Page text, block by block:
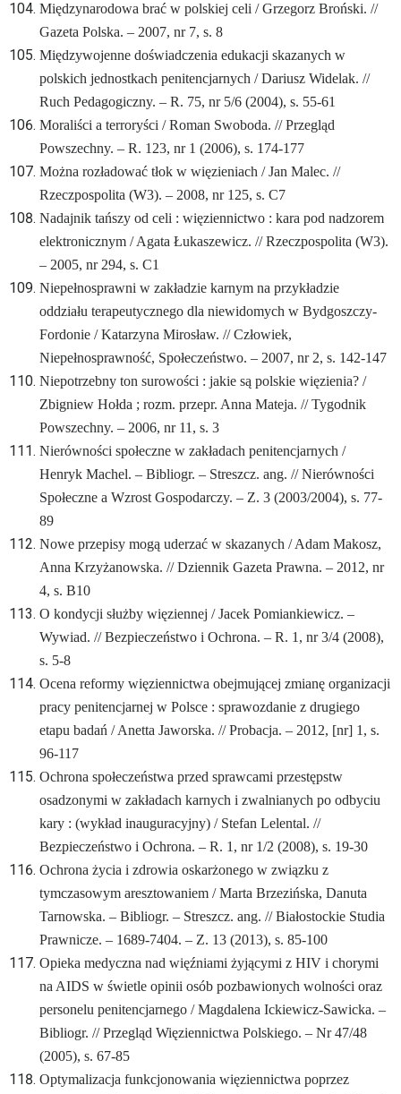
Międzynarodowa brać w polskiej celi / Grzegorz Broński. //
Gazeta Polska. – 2007, nr 7, s. 8
Międzywojenne doświadczenia edukacji skazanych w
polskich jednostkach penitencjarnych / Dariusz Widelak. //
Ruch Pedagogiczny. – R. 75, nr 5/6 (2004), s. 55-61
Moraliści a terroryści / Roman Swoboda. // Przegląd
Powszechny. – R. 123, nr 1 (2006), s. 174-177
Można rozładować tłok w więzieniach / Jan Malec. //
Rzeczpospolita (W3). – 2008, nr 125, s. C7
Nadajnik tańszy od celi : więziennictwo : kara pod nadzorem
elektronicznym / Agata Łukaszewicz. // Rzeczpospolita (W3).
– 2005, nr 294, s. C1
Niepełnosprawni w zakładzie karnym na przykładzie
oddziału terapeutycznego dla niewidomych w Bydgoszczy-
Fordonie / Katarzyna Mirosław. // Człowiek,
Niepełnosprawność, Społeczeństwo. – 2007, nr 2, s. 142-147
Niepotrzebny ton surowości : jakie są polskie więzienia? /
Zbigniew Hołda ; rozm. przepr. Anna Mateja. // Tygodnik
Powszechny. – 2006, nr 11, s. 3
Nierówności społeczne w zakładach penitencjarnych /
Henryk Machel. – Bibliogr. – Streszcz. ang. // Nierówności
Społeczne a Wzrost Gospodarczy. – Z. 3 (2003/2004), s. 77-
89
Nowe przepisy mogą uderzać w skazanych / Adam Makosz,
Anna Krzyżanowska. // Dziennik Gazeta Prawna. – 2012, nr
4, s. B10
O kondycji służby więziennej / Jacek Pomiankiewicz. –
Wywiad. // Bezpieczeństwo i Ochrona. – R. 1, nr 3/4 (2008),
s. 5-8
Ocena reformy więziennictwa obejmującej zmianę organizacji
pracy penitencjarnej w Polsce : sprawozdanie z drugiego
etapu badań / Anetta Jaworska. // Probacja. – 2012, [nr] 1, s.
96-117
Ochrona społeczeństwa przed sprawcami przestępstw
osadzonymi w zakładach karnych i zwalnianych po odbyciu
kary : (wykład inauguracyjny) / Stefan Lelental. //
Bezpieczeństwo i Ochrona. – R. 1, nr 1/2 (2008), s. 19-30
Ochrona życia i zdrowia oskarżonego w związku z
tymczasowym aresztowaniem / Marta Brzezińska, Danuta
Tarnowska. – Bibliogr. – Streszcz. ang. // Białostockie Studia
Prawnicze. – 1689-7404. – Z. 13 (2013), s. 85-100
Opieka medyczna nad więźniami żyjącymi z HIV i chorymi
na AIDS w świetle opinii osób pozbawionych wolności oraz
personelu penitencjarnego / Magdalena Ickiewicz-Sawicka. –
Bibliogr. // Przegląd Więziennictwa Polskiego. – Nr 47/48
(2005), s. 67-85
Optymalizacja funkcjonowania więziennictwa poprzez